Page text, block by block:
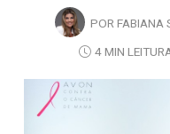
POR FABIANA
4 MIN